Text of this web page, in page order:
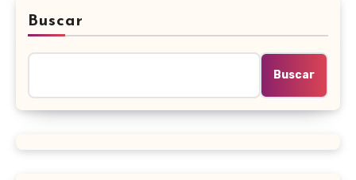
Buscar
Buscar